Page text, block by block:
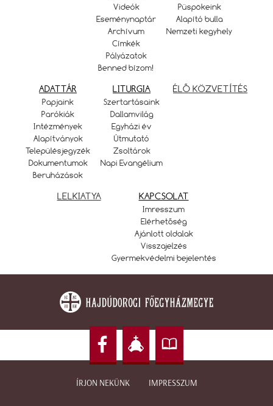
Videók
Eseménynaptár
Archívum
Címkék
Pályázatok
Benned bízom!
Püspökeink
Alapító bulla
Nemzeti kegyhely
ADATTÁR
Papjaink
Parókiák
Intézmények
Alapítványok
Településjegyzék
Dokumentumok
Beruházások
LITURGIA
Szertartásaink
Dallamvilág
Egyházi év
Útmutató
Zsoltárok
Napi Evangélium
ÉLŐ KÖZVETÍTÉS
LELKIATYA KAPCSOLAT
Imresszum
Elérhetőség
Ajánlott oldalak
Visszajelzés
Gyermekvédelmi bejelentés
ÍRJON NEKÜNK IMPRESSZUM